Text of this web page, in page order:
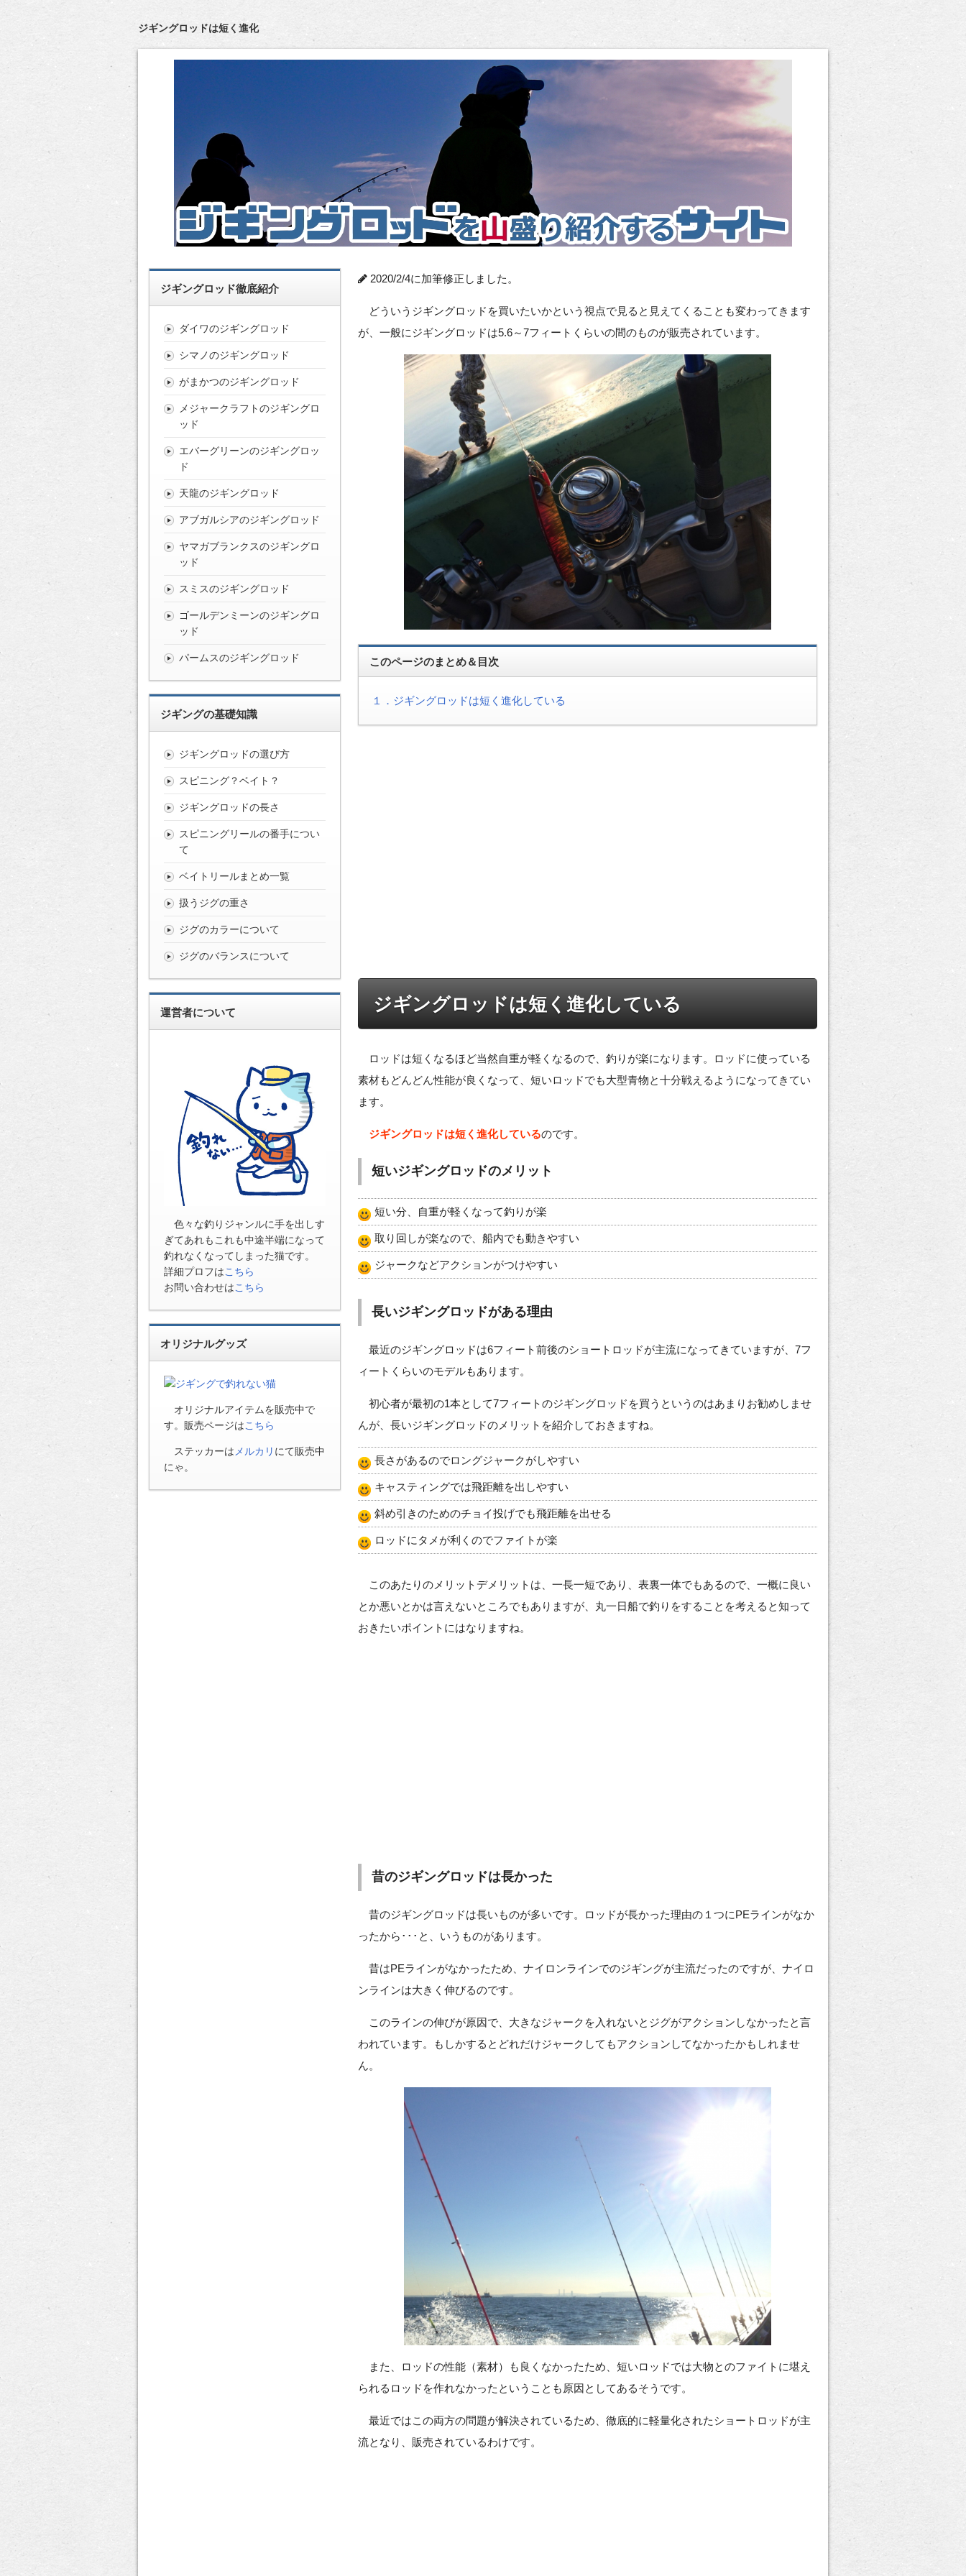
ジギングロッドは短く進化
2020/2/4に加筆修正しました。
どういうジギングロッドを買いたいかという視点で見ると見えてくることも変わってきます
が、一般にジギングロッドは5.6～7フィートくらいの間のものが販売されています。
このページのまとめ＆目次
１．ジギングロッドは短く進化している
ジギングロッドは短く進化している
ロッドは短くなるほど当然自重が軽くなるので、釣りが楽になります。ロッドに使っている
素材もどんどん性能が良くなって、短いロッドでも大型青物と十分戦えるようになってきてい
ます。
ジギングロッドは短く進化しているのです。
短いジギングロッドのメリット
短い分、自重が軽くなって釣りが楽
取り回しが楽なので、船内でも動きやすい
ジャークなどアクションがつけやすい
長いジギングロッドがある理由
最近のジギングロッドは6フィート前後のショートロッドが主流になってきていますが、7フ
ィートくらいのモデルもあります。
初心者が最初の1本として7フィートのジギングロッドを買うというのはあまりお勧めしませ
んが、長いジギングロッドのメリットを紹介しておきますね。
長さがあるのでロングジャークがしやすい
キャスティングでは飛距離を出しやすい
斜め引きのためのチョイ投げでも飛距離を出せる
ロッドにタメが利くのでファイトが楽
このあたりのメリットデメリットは、一長一短であり、表裏一体でもあるので、一概に良い
とか悪いとかは言えないところでもありますが、丸一日船で釣りをすることを考えると知って
おきたいポイントにはなりますね。
昔のジギングロッドは長かった
昔のジギングロッドは長いものが多いです。ロッドが長かった理由の１つにPEラインがなか
ったから･･･と、いうものがあります。
昔はPEラインがなかったため、ナイロンラインでのジギングが主流だったのですが、ナイロ
ンラインは大きく伸びるのです。
このラインの伸びが原因で、大きなジャークを入れないとジグがアクションしなかったと言
われています。もしかするとどれだけジャークしてもアクションしてなかったかもしれませ
ん。
また、ロッドの性能（素材）も良くなかったため、短いロッドでは大物とのファイトに堪え
られるロッドを作れなかったということも原因としてあるそうです。
最近ではこの両方の問題が解決されているため、徹底的に軽量化されたショートロッドが主
流となり、販売されているわけです。
ジギングロッド徹底紹介
ダイワのジギングロッド
シマノのジギングロッド
がまかつのジギングロッド
メジャークラフトのジギングロ
ッド
エバーグリーンのジギングロッ
ド
天龍のジギングロッド
アブガルシアのジギングロッド
ヤマガブランクスのジギングロ
ッド
スミスのジギングロッド
ゴールデンミーンのジギングロ
ッド
パームスのジギングロッド
ジギングの基礎知識
ジギングロッドの選び方
スピニング？ベイト？
ジギングロッドの長さ
スピニングリールの番手につい
て
ベイトリールまとめ一覧
扱うジグの重さ
ジグのカラーについて
ジグのバランスについて
運営者について
色々な釣りジャンルに手を出しす
ぎてあれもこれも中途半端になって
釣れなくなってしまった猫です。
詳細プロフはこちら
お問い合わせはこちら
オリジナルグッズ
オリジナルアイテムを販売中で
す。販売ページはこちら
ステッカーは メルカリ にて販売中
にゃ。